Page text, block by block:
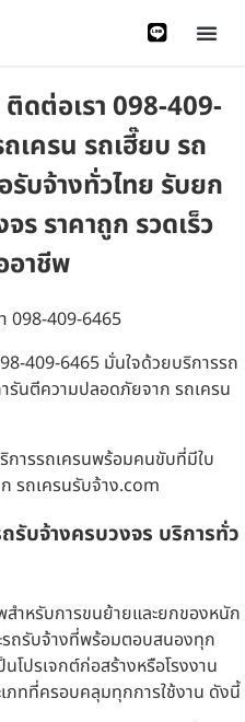
ดต่อเรา 098-409-
เครน รถเฮี๊ยบ รถ
รับจ้างทั่วไทย รับยก
ราคาถูก รวดเร็ว
อาชีพ
098-409-6465
409-6465 มั่นใจด้วยบริการรถ
รันตีความปลอดภัยจาก รถเครน
การรถเครนพร้อมคนขับที่มีใบ
รถเครนรับจ้าง.com
รับจ้างครบวงจร บริการทั่ว
ำหรับการขนย้ายและยกของหนัก
รถรับจ้างที่พร้อมตอบสนองทุก
โปรเจกต์ก่อสร้างหรือโรงงาน
ภทที่ครอบคลุมทุกการใช้งาน ดังนี้